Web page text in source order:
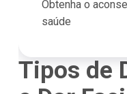
Obtenha o
saúde
Tipos de